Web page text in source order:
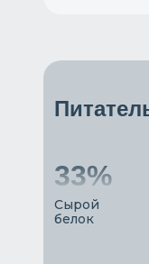
Сырой
белок
33%